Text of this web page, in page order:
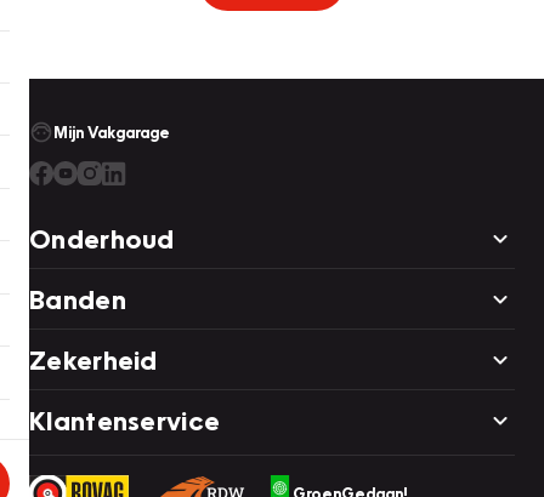
Mijn Vakgarage
Onderhoud
Banden
Zekerheid
Klantenservice